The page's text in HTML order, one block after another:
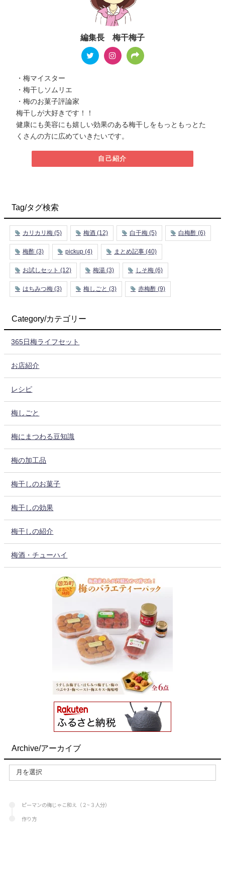
編集長 梅干梅子
・梅マイスター
・梅干しソムリエ
・梅のお菓子評論家
梅干しが大好きです！！
健康にも美容にも嬉しい効果のある梅干しをもっともっとた
くさんの方に広めていきたいです。
自己紹介
Tag/タグ検索
カリカリ梅 (5) 梅酒 (12) 白干梅 (5) 白梅酢 (6)
梅酢 (3) pickup (4) まとめ記事 (40)
お試しセット (12) 梅湯 (3) しそ梅 (6)
はちみつ梅 (3) 梅しごと (3) 赤梅酢 (9)
Category/カテゴリー
365日梅ライフセット
お店紹介
レシピ
梅しごと
梅にまつわる豆知識
梅の加工品
梅干しのお菓子
梅干しの効果
梅干しの紹介
梅酒・チューハイ
Archive/アーカイブ
ピーマンの梅じゃこ和え（２~３人分）
作り方